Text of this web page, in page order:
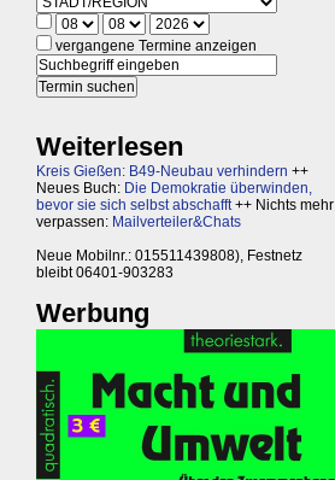
vergangene Termine anzeigen
Weiterlesen
Kreis Gießen: B49-Neubau verhindern ++
Neues Buch: Die Demokratie überwinden,
bevor sie sich selbst abschafft++ Nichts mehr
verpassen: Mailverteiler&Chats
Neue Mobilnr.: 015511439808), Festnetz
bleibt 06401-903283
Werbung